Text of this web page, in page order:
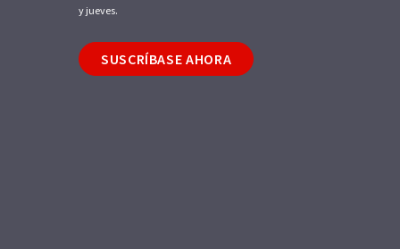
y jueves.
SUSCRÍBASE AHORA